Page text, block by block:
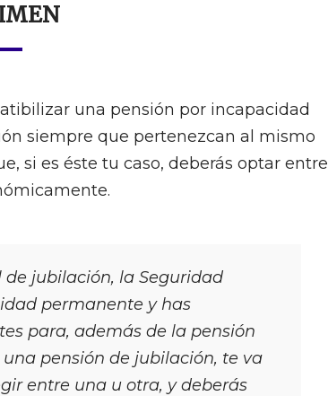
una pensión por incapacidad
siempre que pertenezcan al mismo
si es éste tu caso, deberás optar entre
jubilación, la Seguridad
permanente y has
para, además de la pensión
pensión de jubilación, te va
entre una u otra, y deberás